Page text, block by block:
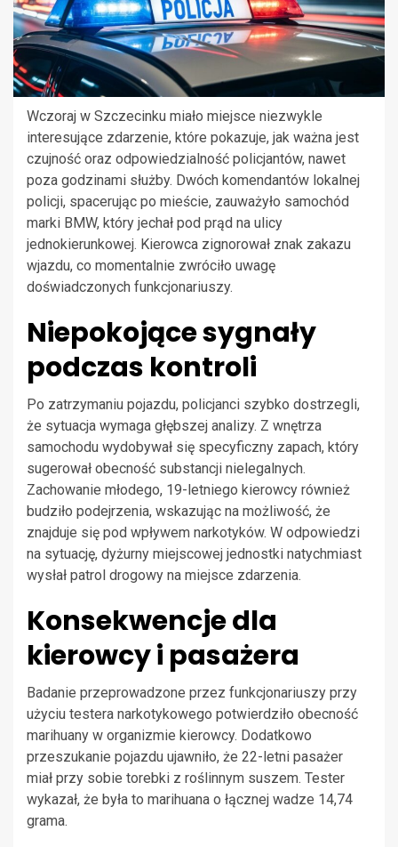
Wczoraj w Szczecinku miało miejsce niezwykle
interesujące zdarzenie, które pokazuje, jak ważna jest
czujność oraz odpowiedzialność policjantów, nawet
poza godzinami służby. Dwóch komendantów lokalnej
policji, spacerując po mieście, zauważyło samochód
marki BMW, który jechał pod prąd na ulicy
jednokierunkowej. Kierowca zignorował znak zakazu
wjazdu, co momentalnie zwróciło uwagę
doświadczonych funkcjonariuszy.
Niepokojące sygnały
podczas kontroli
Po zatrzymaniu pojazdu, policjanci szybko dostrzegli,
że sytuacja wymaga głębszej analizy. Z wnętrza
samochodu wydobywał się specyficzny zapach, który
sugerował obecność substancji nielegalnych.
Zachowanie młodego, 19-letniego kierowcy również
budziło podejrzenia, wskazując na możliwość, że
znajduje się pod wpływem narkotyków. W odpowiedzi
na sytuację, dyżurny miejscowej jednostki natychmiast
wysłał patrol drogowy na miejsce zdarzenia.
Konsekwencje dla
kierowcy i pasażera
Badanie przeprowadzone przez funkcjonariuszy przy
użyciu testera narkotykowego potwierdziło obecność
marihuany w organizmie kierowcy. Dodatkowo
przeszukanie pojazdu ujawniło, że 22-letni pasażer
miał przy sobie torebki z roślinnym suszem. Tester
wykazał, że była to marihuana o łącznej wadze 14,74
grama.